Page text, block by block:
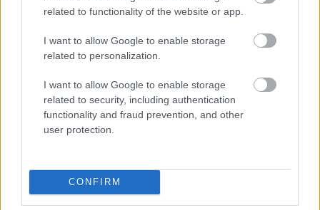
related to functionality of the website or app.
I want to allow Google to enable storage
related to personalization.
I want to allow Google to enable storage
related to security, including authentication
functionality and fraud prevention, and other
user protection.
CONFIRM
Telleg kell kep tegnaprol a lobalt cigirol, amire
razoomolt a kamera? :> Vagy ez mar lejatszott? :(
kiricsizoltan
milyen cigi volt ez? erre nem is emlékszem.